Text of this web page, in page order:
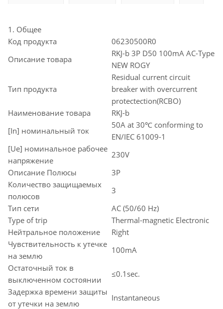
1. Общее
Код продукта
06230500R0
Описание товара
RKJ-b 3P D50 100mA AC-Type
NEW ROGY
Тип продукта
Residual current circuit
breaker with overcurrent
protectection(RCBO)
Наименование товара
RKJ-b
[In] номинальный ток
50A at 30℃ conforming to
EN/IEC 61009-1
[Ue] номинальное рабочее
напряжение
230V
Описание Полюсы
3P
Количество защищаемых
полюсов
3
Тип сети
AC (50/60 Hz)
Type of trip
Thermal-magnetic Electronic
Нейтральное положение
Right
Чувствительность к утечке
на землю
100mA
Остаточный ток в
выключенном состоянии
≤0.1sec.
Задержка времени защиты
от утечки на землю
Instantaneous